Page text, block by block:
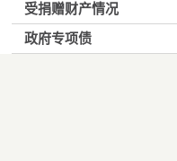
受捐赠财产情况
政府专项债